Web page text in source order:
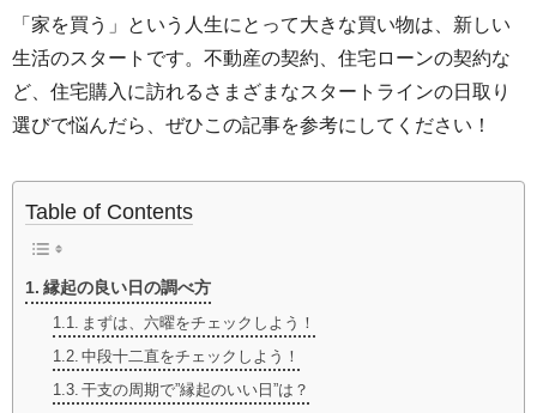
「家を買う」という人生にとって大きな買い物は、新しい
生活のスタートです。不動産の契約、住宅ローンの契約な
ど、住宅購入に訪れるさまざまなスタートラインの日取り
選びで悩んだら、ぜひこの記事を参考にしてください！
Table of Contents
縁起の良い日の調べ方
まずは、六曜をチェックしよう！
中段十二直をチェックしよう！
干支の周期で”縁起のいい日”は？